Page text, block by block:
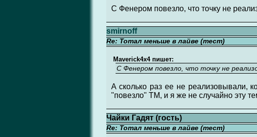
С Фенером повезло, что точку не
smirnoff
Re: Тотал меньше в лайве (тест)
Maverick4x4 пишет:
С Фенером повезло, что точку не
А сколько раз ее не реализовывали,
"повезло" ТМ, и я же не случайно эту
Чайки Гадят (гость)
Re: Тотал меньше в лайве (тест)